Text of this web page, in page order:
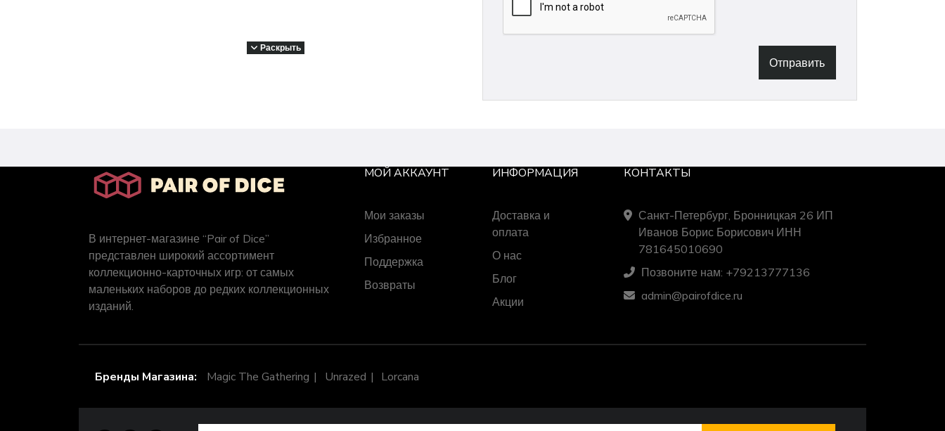
Раскрыть
Отправить
В интернет-магазине “Pair of Dice”
представлен широкий ассортимент
коллекционно-карточных игр: от самых
маленьких наборов до редких коллекционных
изданий.
МОЙ АККАУНТ
Мои заказы
Избранное
Поддержка
Возвраты
ИНФОРМАЦИЯ
Доставка и
оплата
О нас
Блог
Акции
КОНТАКТЫ
Санкт-Петербург, Бронницкая 26 ИП
Иванов Борис Борисович ИНН
781645010690
Позвоните нам: +79213777136
admin@pairofdice.ru
Бренды Магазина: Magic The Gathering Unrazed Lorcana